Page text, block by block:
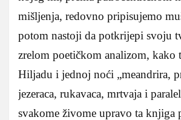
mišljenja, redovno pripisujemo
potom nastoji da potkrijepi svoju
zrelom poetičkom analizom, kako
Hiljadu i jednoj noći „meandrira,
jezeraca, rukavaca, mrtvaja i
svakome živome upravo ta knjiga